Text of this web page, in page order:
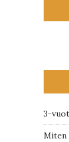
3-
Miten